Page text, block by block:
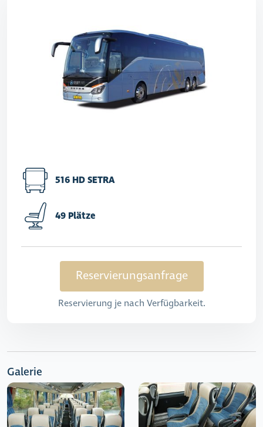
516 HD SETRA
49 Plätze
Reservierungsanfrage
Reservierung je nach Verfügbarkeit.
Galerie